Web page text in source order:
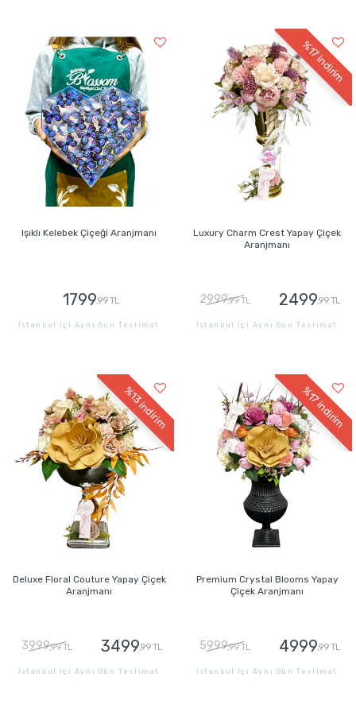
Işıklı Kelebek Çiçeği Aranjmanı
1799,99 TL
İstanbul İçi Aynı Gün Teslimat
%17
indirim
Luxury Charm Crest Yapay Çiçek
Aranjmanı
2999,99 TL 2499,99 TL
İstanbul İçi Aynı Gün Teslimat
%13
indirim
Deluxe Floral Couture Yapay Çiçek
Aranjmanı
3999,99 TL 3499,99 TL
İstanbul İçi Aynı Gün Teslimat
%17
indirim
Premium Crystal Blooms Yapay
Çiçek Aranjmanı
5999,99 TL 4999,99 TL
İstanbul İçi Aynı Gün Teslimat